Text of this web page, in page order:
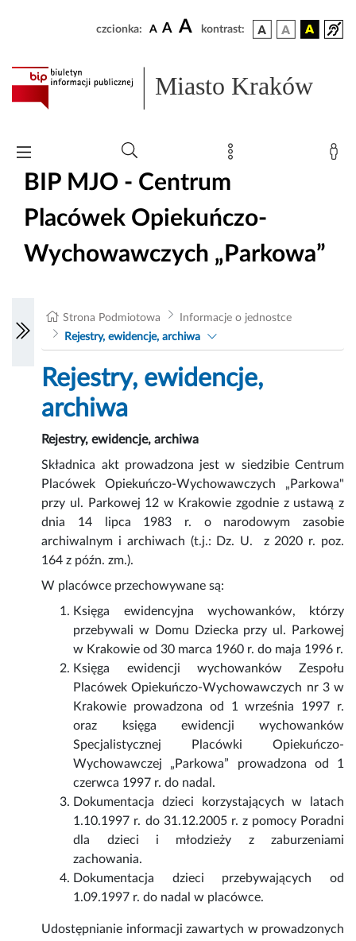
czcionka: A A A kontrast:
Miasto Kraków
BIP MJO - Centrum
Placówek Opiekuńczo-
Wychowawczych „Parkowa”
Strona Podmiotowa
Informacje o jednostce
Rejestry, ewidencje, archiwa
Rejestry, ewidencje,
archiwa
Rejestry, ewidencje, archiwa
Składnica akt prowadzona jest w siedzibie Centrum
Placówek Opiekuńczo-Wychowawczych „Parkowa"
przy ul. Parkowej 12 w Krakowie zgodnie z ustawą z
dnia 14 lipca 1983 r. o narodowym zasobie
archiwalnym i archiwach (t.j.: Dz. U. z 2020 r. poz.
164 z późn. zm.).
W placówce przechowywane są:
Księga ewidencyjna wychowanków, którzy
przebywali w Domu Dziecka przy ul. Parkowej
w Krakowie od 30 marca 1960 r. do maja 1996 r.
Księga ewidencji wychowanków Zespołu
Placówek Opiekuńczo-Wychowawczych nr 3 w
Krakowie prowadzona od 1 września 1997 r.
oraz księga ewidencji wychowanków
Specjalistycznej Placówki Opiekuńczo-
Wychowawczej „Parkowa” prowadzona od 1
czerwca 1997 r. do nadal.
Dokumentacja dzieci korzystających w latach
1.10.1997 r. do 31.12.2005 r. z pomocy Poradni
dla dzieci i młodzieży z zaburzeniami
zachowania.
Dokumentacja dzieci przebywających od
1.09.1997 r. do nadal w placówce.
Udostępnianie informacji zawartych w prowadzonych